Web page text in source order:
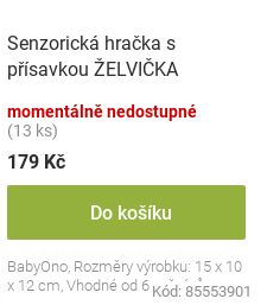
Senzorická hračka s
přísavkou ŽELVIČKA
momentálně nedostupné
(13 ks)
179 Kč
Do košíku
BabyOno, Rozměry výrobku: 15 x 10
x 12 cm, Vhodné od 6 měsíců
Kód: 85553901